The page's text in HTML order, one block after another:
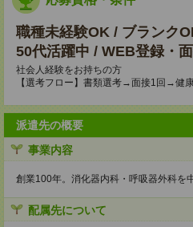
職種未経験OK / ブランク
50代活躍中 / WEB登録・
社会人経験をお持ちの方
【選考フロー】書類選考→面接1回→健
派遣先の概要
事業内容
創業100年。消化器内科・呼吸器外科を
配属先について